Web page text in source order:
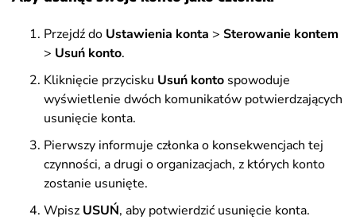
Przejdź do Ustawienia konta > Sterowanie kontem
> Usuń konto.
Kliknięcie przycisku Usuń konto spowoduje
wyświetlenie dwóch komunikatów potwierdzających
usunięcie konta.
Pierwszy informuje członka o konsekwencjach tej
czynności, a drugi o organizacjach, z których konto
zostanie usunięte.
Wpisz USUŃ, aby potwierdzić usunięcie konta.